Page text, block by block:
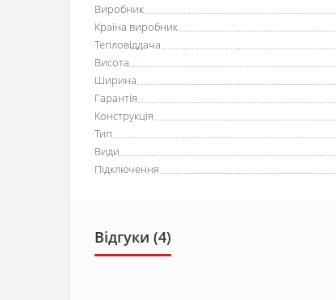
Виробник
Країна виробник
Тепловіддача
Висота
Ширина
Гарантія
Конструкція
Тип
Види
Підключення
Відгуки (4)